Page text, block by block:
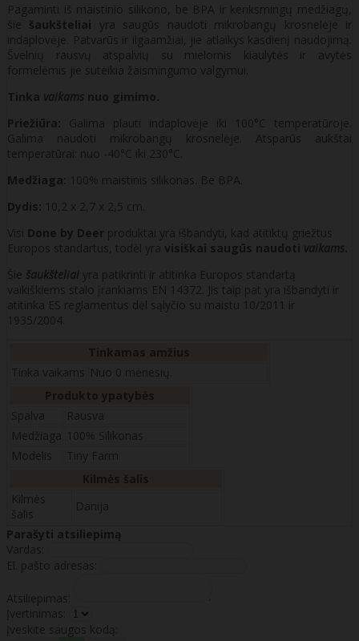
Pagaminti iš maistinio silikono, be BPA ir kenksmingų medžiagų,
šie šaukšteliai yra saugūs naudoti mikrobangų krosnelėje ir
indaplovėje. Patvarūs ir ilgaamžiai, jie atlaikys kasdienį naudojimą.
Švelnių rausvų atspalvių su mielomis kiaulytės ir avytės
formelėmis jie suteikia žaismingumo valgymui.
Tinka vaikams nuo gimimo.
Priežiūra: Galima plauti indaplovėje iki 100°C temperatūroje.
Galima naudoti mikrobangų krosnelėje. Atsparūs aukštai
temperatūrai: nuo -40°C iki 230°C.
Medžiaga: 100% maistinis silikonas. Be BPA.
Dydis: 10,2 x 2,7 x 2,5 cm.
Visi Done by Deer produktai yra išbandyti, kad atitiktų griežtus
Europos standartus, todėl yra visiškai saugūs naudoti vaikams.
Šie šaukšteliai yra patikrinti ir atitinka Europos standartą
vaikiškiems stalo įrankiams EN 14372. Jis taip pat yra išbandyti ir
atitinka ES reglamentus dėl sąlyčio su maistu 10/2011 ir
1935/2004.
Tinka vaikams Nuo 0 mėnesių.
Spalva
Rausva
Medžiaga 100% Silikonas
Modelis
Tiny Farm
Kilmės
šalis
Danija
Parašyti atsiliepimą
Vardas:
El. pašto adresas:
Atsiliepimas:
Įvertinimas:
Įveskite saugos kodą: